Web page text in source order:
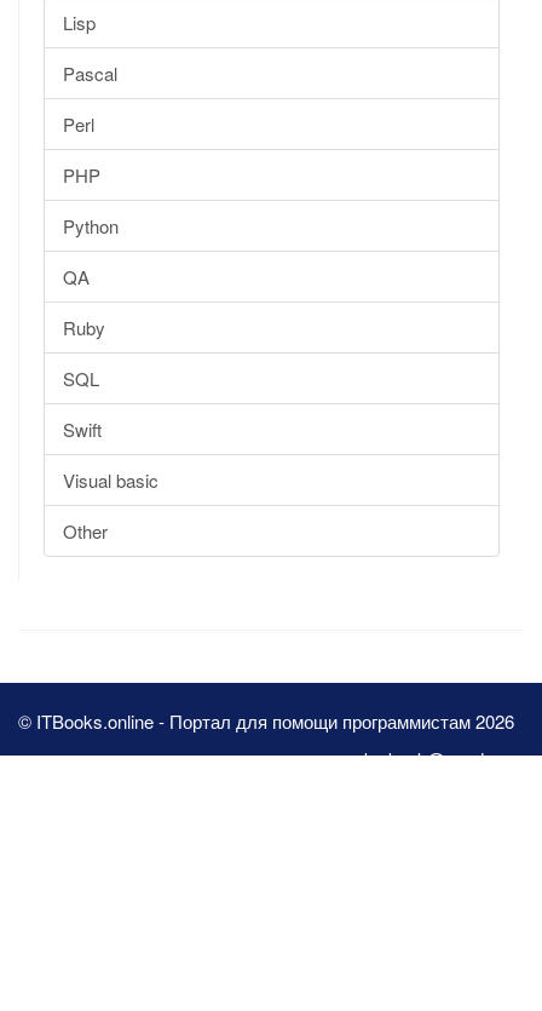
Lisp
Pascal
Perl
PHP
Python
QA
Ruby
SQL
Swift
Visual basic
Other
© ITBooks.online - Портал для помощи программистам 2026
pbn.book@yandex.ru